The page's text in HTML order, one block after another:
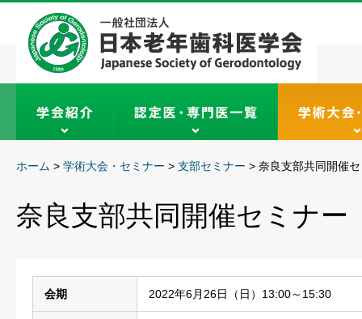
ホーム > 学術大会・セミナー > 支部セミナー > 奈良支部共同開催
奈良支部共同開催セミナー
会期 2022年6月26日（日）13:00～15:30